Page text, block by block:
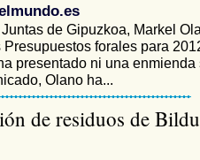
de Gipuzkoa, Markel
forales para
presentado ni una enmienda
Olano ha...
de residuos de